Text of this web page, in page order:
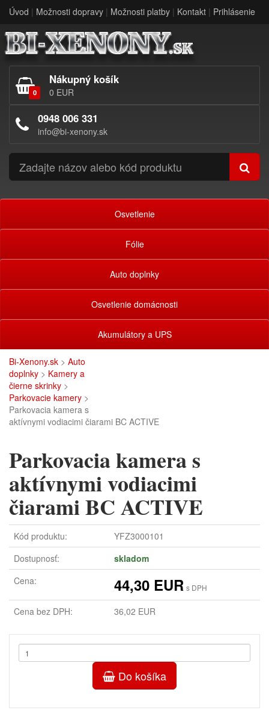
Úvod | Možnosti dopravy | Možnosti platby | Kontakt | Prihlásenie
0
Nákupný košík
0 EUR
0948 006 331
info@bi-xenony.sk
Osvetlenie
Fólie
Auto doplnky
Osvetlenie domácnosti
Akumulátory a UPS
Bi-Xenony.sk > Auto
doplnky > Kamery a
čierne skrinky >
Parkovacie kamery >
Parkovacia kamera s
aktívnymi vodiacimi čiarami BC ACTIVE
Parkovacia kamera s
aktívnymi vodiacimi
čiarami BC ACTIVE
Kód produktu:
YFZ3000101
Dostupnosť:
skladom
Cena:
44,30 EUR s DPH
Cena bez DPH: 36,02 EUR
Do košíka